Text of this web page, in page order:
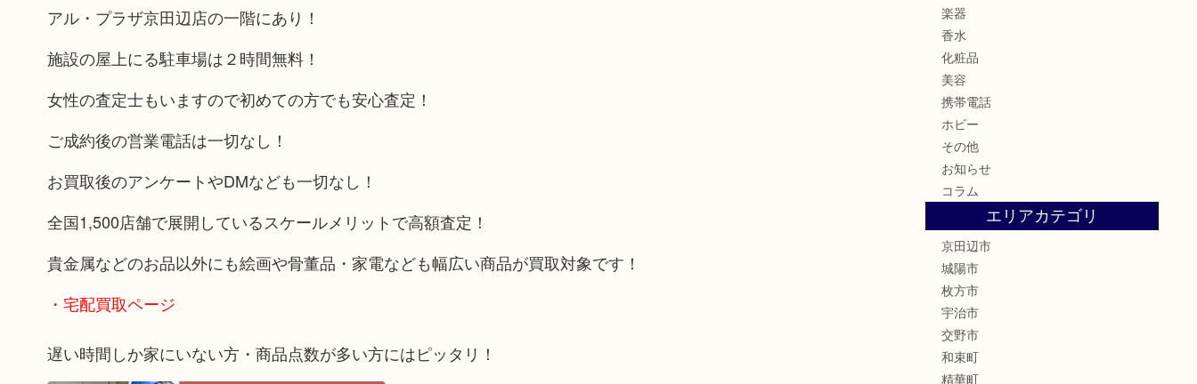
アル・プラザ京田辺店の一階にあり！
施設の屋上にる駐車場は２時間無料！
女性の査定士もいますので初めての方でも安心査定！
ご成約後の営業電話は一切なし！
お買取後のアンケートやDMなども一切なし！
全国1,500店舗で展開しているスケールメリットで高額査定！
貴金属などのお品以外にも絵画や骨董品・家電なども幅広い商品が買取対象です！
・宅配買取ページ
遅い時間しか家にいない方・商品点数が多い方にはピッタリ！
楽器
香水
化粧品
美容
携帯電話
ホビー
その他
お知らせ
コラム
エリアカテゴリ
京田辺市
城陽市
枚方市
宇治市
交野市
和束町
精華町